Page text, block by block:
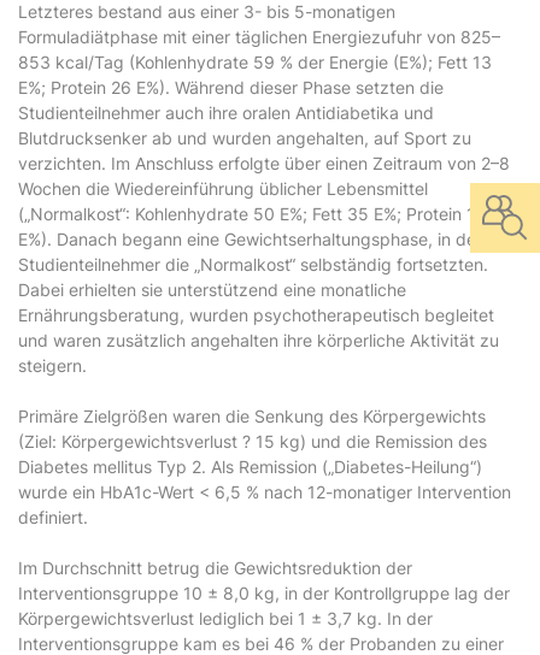
Letzteres bestand aus einer 3- bis 5-monatigen
Formuladiätphase mit einer täglichen Energiezufuhr von 825–
853 kcal/Tag (Kohlenhydrate 59 % der Energie (E%); Fett 13
E%; Protein 26 E%). Während dieser Phase setzten die
Studienteilnehmer auch ihre oralen Antidiabetika und
Blutdrucksenker ab und wurden angehalten, auf Sport zu
verzichten. Im Anschluss erfolgte über einen Zeitraum von 2–8
Wochen die Wiedereinführung üblicher Lebensmittel
(„Normalkost“: Kohlenhydrate 50 E%; Fett 35 E%; Protein 15
E%). Danach begann eine Gewichtserhaltungsphase, in der die
Studienteilnehmer die „Normalkost“ selbständig fortsetzten.
Dabei erhielten sie unterstützend eine monatliche
Ernährungsberatung, wurden psychotherapeutisch begleitet
und waren zusätzlich angehalten ihre körperliche Aktivität zu
steigern.
Primäre Zielgrößen waren die Senkung des Körpergewichts
(Ziel: Körpergewichtsverlust ? 15 kg) und die Remission des
Diabetes mellitus Typ 2. Als Remission („Diabetes-Heilung“)
wurde ein HbA1c-Wert < 6,5 % nach 12-monatiger Intervention
definiert.
Im Durchschnitt betrug die Gewichtsreduktion der
Interventionsgruppe 10 ± 8,0 kg, in der Kontrollgruppe lag der
Körpergewichtsverlust lediglich bei 1 ± 3,7 kg. In der
Interventionsgruppe kam es bei 46 % der Probanden zu einer